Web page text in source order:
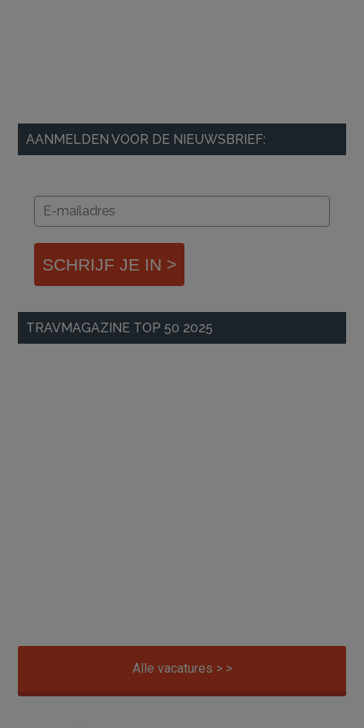
AANMELDEN VOOR DE NIEUWSBRIEF:
SCHRIJF JE IN >
TRAVMAGAZINE TOP 50 2025
Alle vacatures > >